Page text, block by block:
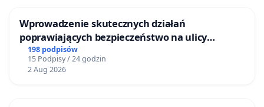
Wprowadzenie skutecznych działań
poprawiających bezpieczeństwo na ulicy
Żeromskiego w Otwocku
198 podpisów
15 Podpisy / 24 godzin
2 Aug 2026